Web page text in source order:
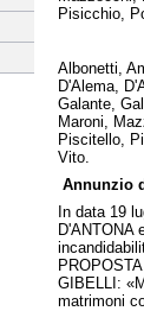
Pisicchio,
Albonetti,
D'Alema,
Galante,
Maroni,
Piscitello,
Vito.
Annunzio
In data 19
D'ANTONA
GIBELLI:
matrimoni